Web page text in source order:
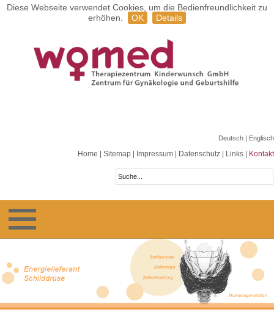
Diese Webseite verwendet Cookies, um die Bedienfreundlichkeit zu
erhöhen.
OK Details
Deutsch | Englisch
Home Sitemap Impressum Datenschutz Links Kontakt